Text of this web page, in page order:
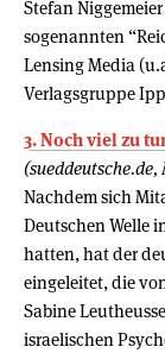
Stefan
sogenannten
Lensing Media
Verlagsgruppe
3. Noch viel zu
Nachdem sich
Deutschen Welle
hatten, hat der
eingeleitet, die
Sabine
israelischen